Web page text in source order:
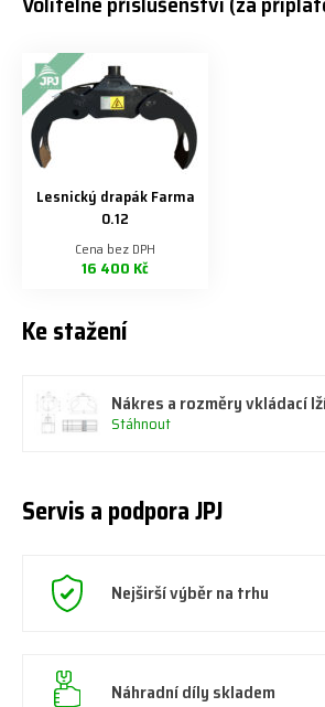
Lesnický drapák Farma
0.12
Cena bez DPH
16 400 Kč
Ke stažení
Nákres a rozměry vkládací
Stáhnout
Servis a podpora JPJ
Nejširší výběr na trhu
Náhradní díly skladem